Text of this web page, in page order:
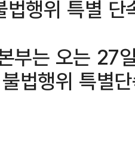
행위 특별 단
부는 오는 27
법행위 특별